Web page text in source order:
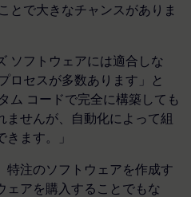
とで大きなチャンスがありま
ソフトウェアには適合しな
ロセスが多数あります」と
ム コードで完全に構築しても
ませんが、自動化によって組
ます。」
特注のソフトウェアを作成す
ェアを購入することでもな